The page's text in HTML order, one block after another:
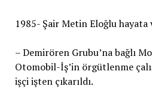
1985- Şair Metin Eloğlu hayata
– Demirören Grubu’na bağlı
Otomobil-İş’in örgütlenme
işçi işten çıkarıldı.